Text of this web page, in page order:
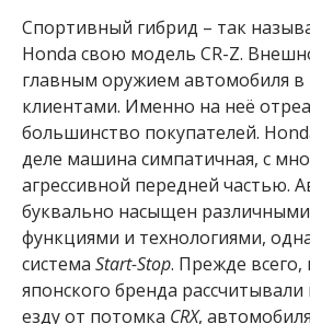
Спортивный гибрид – так
Honda свою модель CR-Z.
главным оружием автомобиля в
клиентами. Именно на неё
большинство покупателей.
деле машина симпатичная, с
агрессивной передней частью.
буквально насыщен
функциями и технологиями,
система Start-Stop. Прежде всего,
японского бренда
езду от потомка CRX, автомобиля